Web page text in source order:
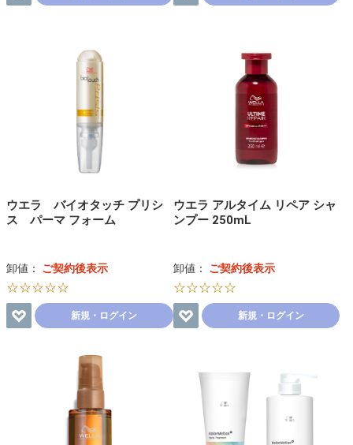
ウエラ バイオタッチ プリシ
ス パーマ フォーム
卸値： ご契約後表示
☆☆☆☆☆
新規・ログイン
ウエラ アルタイム リペア シャ
ンプー 250mL
卸値： ご契約後表示
☆☆☆☆☆
新規・ログイン